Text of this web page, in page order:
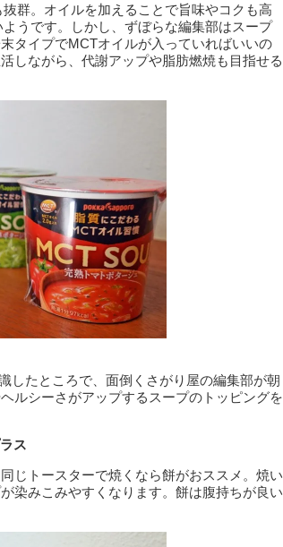
群。オイルを加えることで旨味やコクも高
うです。しかし、ずぼらな編集部はスープ
タイプでMCTオイルが入っていればいいの
しながら、代謝アップや脂肪燃焼も目指せる
したところで、面倒くさがり屋の編集部が朝
ルシーさがアップするスープのトッピングを
ス
じトースターで焼くなら餅がおススメ。焼い
染みこみやすくなります。餅は腹持ちが良い